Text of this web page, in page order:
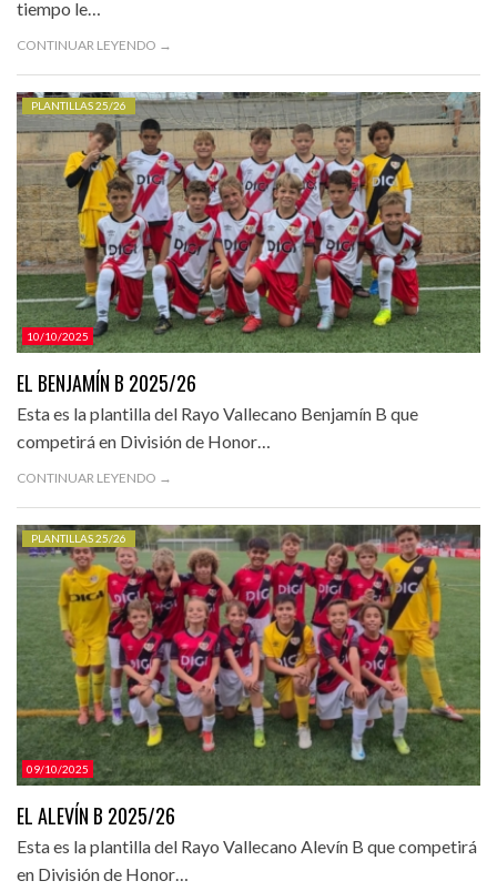
tiempo le…
CONTINUAR LEYENDO →
10/10/2025
PLANTILLAS 25/26
EL BENJAMÍN B 2025/26
Esta es la plantilla del Rayo Vallecano Benjamín B que
competirá en División de Honor…
CONTINUAR LEYENDO →
09/10/2025
PLANTILLAS 25/26
EL ALEVÍN B 2025/26
Esta es la plantilla del Rayo Vallecano Alevín B que competirá
en División de Honor…